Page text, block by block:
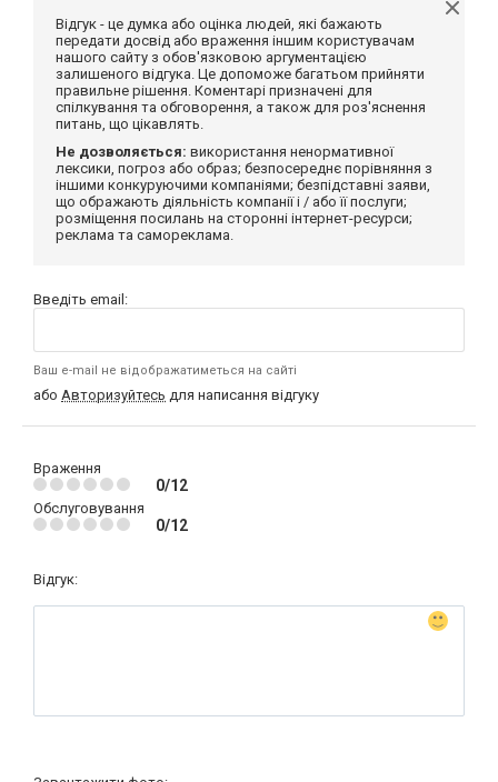
Відгук - це думка або оцінка людей, які бажають
передати досвід або враження іншим користувачам
нашого сайту з обов'язковою аргументацією
залишеного відгука. Це допоможе багатьом прийняти
правильне рішення. Коментарі призначені для
спілкування та обговорення, а також для роз'яснення
питань, що цікавлять.
Не дозволяється: використання ненормативної
лексики, погроз або образ; безпосереднє порівняння з
іншими конкуруючими компаніями; безпідставні заяви,
що ображають діяльність компанії і / або її послуги;
розміщення посилань на сторонні інтернет-ресурси;
реклама та самореклама.
Введіть email:
Ваш e-mail не відображатиметься на сайті
або Авторизуйтесь для написання відгуку
Враження
0/12
Обслуговування
0/12
Відгук: